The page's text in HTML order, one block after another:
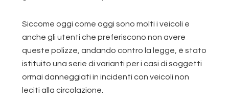
Siccome oggi come oggi sono molti i veicoli e
anche gli utenti che preferiscono non avere
queste polizze, andando contro la legge, è stato
istituito una serie di varianti per i casi di soggetti
ormai danneggiati in incidenti con veicoli non
leciti alla circolazione.